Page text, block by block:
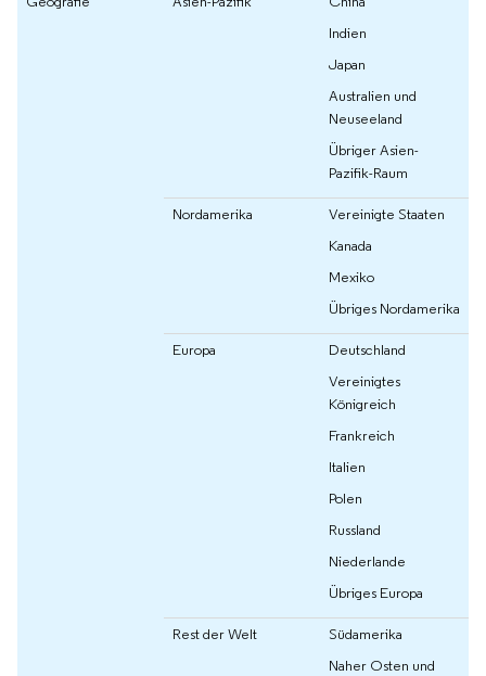
Indien
Japan
Australien und
Neuseeland
Übriger Asien-
Pazifik-Raum
Nordamerika
Vereinigte Staaten
Kanada
Mexiko
Übriges Nordamerika
Europa
Deutschland
Vereinigtes
Königreich
Frankreich
Italien
Polen
Russland
Niederlande
Übriges Europa
Rest der Welt
Südamerika
Naher Osten und